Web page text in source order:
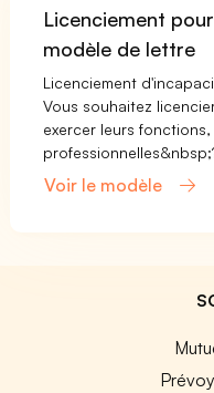
Licenciement
modèle de lettre
Licenciement
Vous souhaitez
exercer leurs
Voir le modèle